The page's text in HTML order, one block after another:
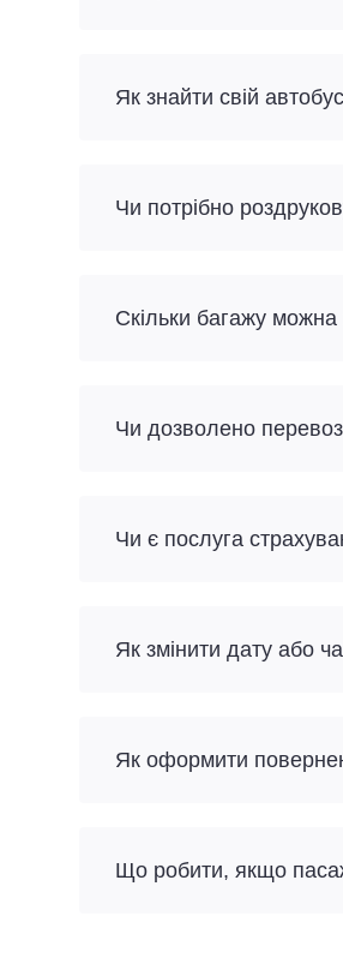
Як знайти свій
Чи потрібно
Скільки багажу
Чи дозволено
Чи є послуга
Як змінити дату або
Як оформити
Що робити, якщо